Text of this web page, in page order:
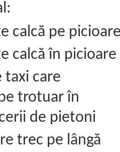
calcă pe
calcă în picioare
taxi care
trotuar în
de pietoni
trec pe lângă